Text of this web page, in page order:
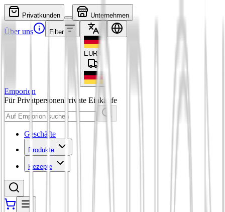
Privatkunden Unternehmen
Über uns Filter
EUR
Emporion
Für PrivatpersonenPrivate Einkäufe
Geschäfte
Produkte
Rezepte